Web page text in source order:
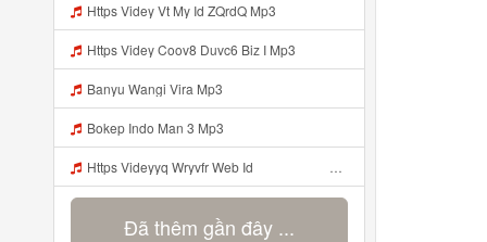
Https Videy Vt My Id ZQrdQ Mp3
Https Videy Coov8 Duvc6 Biz I Mp3
Banyu Wangi Vira Mp3
Bokep Indo Man 3 Mp3
Https Videyyq Wryvfr Web Idᅠ ᅠ ᅠ ᅠ ᅠ ᅠ ᅠ ᅠ ᅠ ᅠ ᅠ ᅠ ᅠ ᅠ ᅠ ᅠ ᅠ ᅠ ᅠ ᅠ Ok ᅠ ᅠ ᅠ ᅠ ᅠ ᅠ ᅠ ᅠ ᅠ ᅠ ᅠ ᅠ ᅠ ᅠ ᅠ ᅠ ᅠ ᅠ ᅠ ᅠ ᅠ ᅠ ᅠ ᅠ ᅠ ᅠ ᅠ ᅠ ᅠ Mp3
Đã thêm gần đây ...